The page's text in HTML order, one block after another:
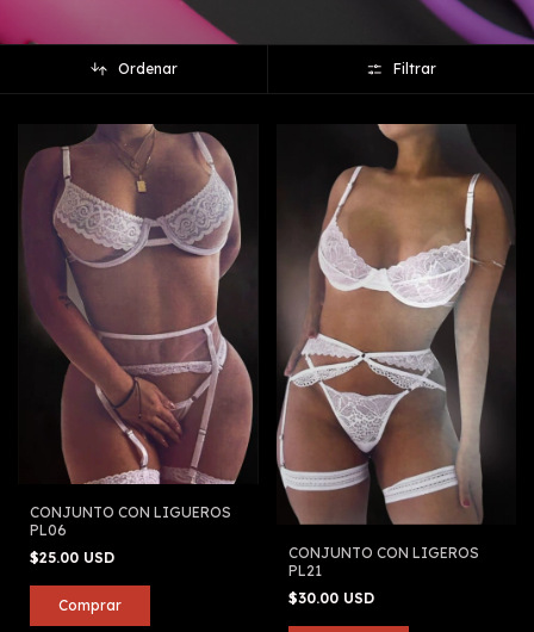
Ordenar Filtrar
CONJUNTO CON LIGUEROS
PL06
$25.00 USD
CONJUNTO CON LIGEROS
PL21
$30.00 USD